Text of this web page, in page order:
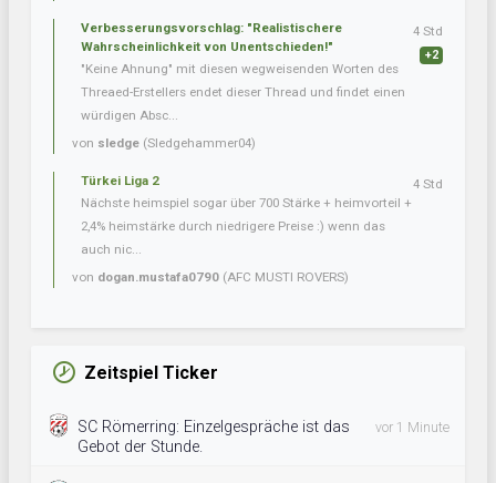
Verbesserungsvorschlag: "Realistischere
Wahrscheinlichkeit von Unentschieden!"
"Keine Ahnung" mit diesen wegweisenden Worten des
Threaed-Erstellers endet dieser Thread und findet einen
würdigen Absc...
von sledge (Sledgehammer04)
4 Std
+2
Türkei Liga 2
Nächste heimspiel sogar über 700 Stärke + heimvorteil +
2,4% heimstärke durch niedrigere Preise :) wenn das
auch nic...
von dogan.mustafa0790 (AFC MUSTI ROVERS)
4 Std
Zeitspiel Ticker
SC Römerring: Einzelgespräche ist das
Gebot der Stunde.
vor 1 Minute